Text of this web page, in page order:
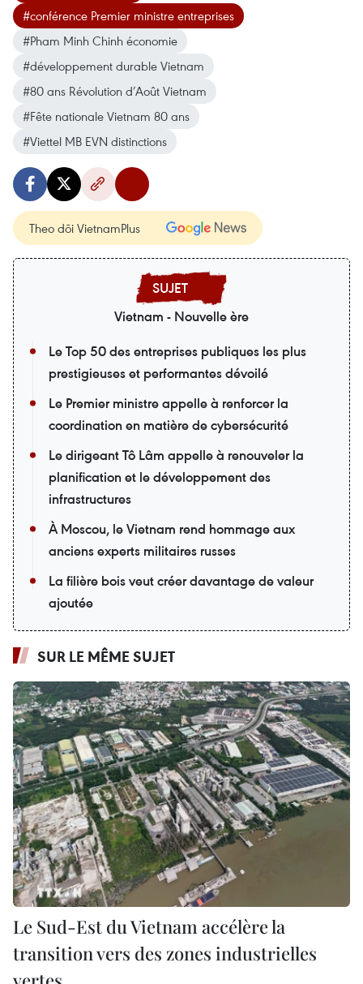
#conférence Premier ministre entreprises
#Pham Minh Chinh économie
#développement durable Vietnam
#80 ans Révolution d’Août Vietnam
#Fête nationale Vietnam 80 ans
#Viettel MB EVN distinctions
Theo dõi VietnamPlus
Vietnam - Nouvelle ère
Le Top 50 des entreprises publiques les plus
prestigieuses et performantes dévoilé
Le Premier ministre appelle à renforcer la
coordination en matière de cybersécurité
Le dirigeant Tô Lâm appelle à renouveler la
planification et le développement des
infrastructures
À Moscou, le Vietnam rend hommage aux
anciens experts militaires russes
La filière bois veut créer davantage de valeur
ajoutée
SUR LE MÊME SUJET
Le Sud-Est du Vietnam accélère la
transition vers des zones industrielles